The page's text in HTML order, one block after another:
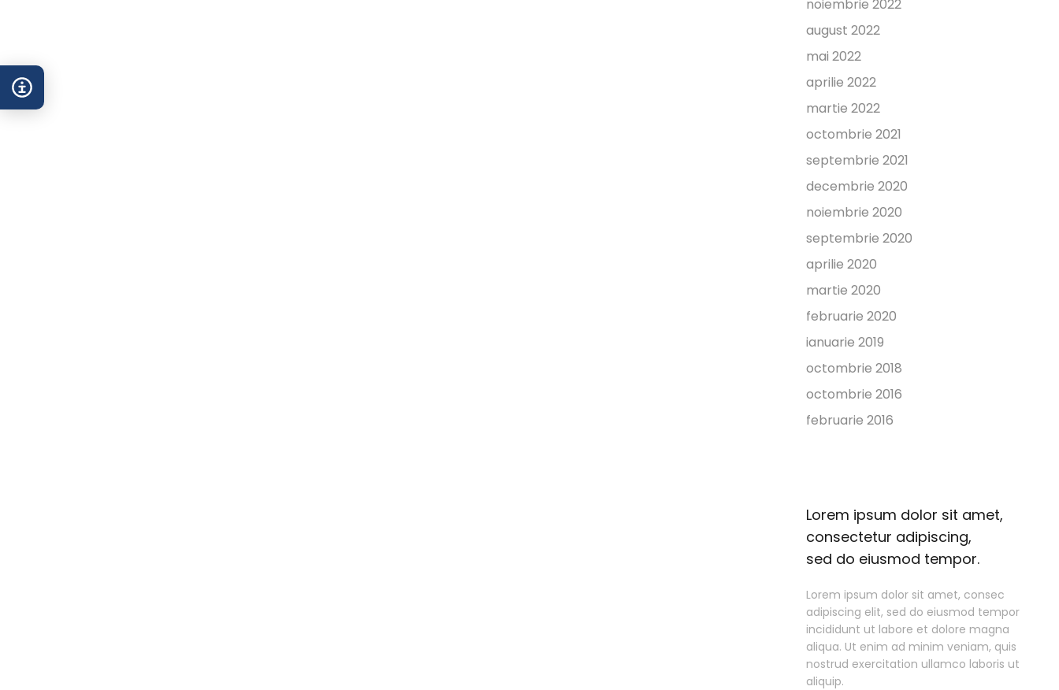
noiembrie 2022
august 2022
mai 2022
aprilie 2022
martie 2022
octombrie 2021
septembrie 2021
decembrie 2020
noiembrie 2020
septembrie 2020
aprilie 2020
martie 2020
februarie 2020
ianuarie 2019
octombrie 2018
octombrie 2016
februarie 2016
Lorem ipsum dolor sit amet,
consectetur adipiscing,
sed do eiusmod tempor.
Lorem ipsum dolor sit amet, consec
adipiscing elit, sed do eiusmod tempor
incididunt ut labore et dolore magna
aliqua. Ut enim ad minim veniam, quis
nostrud exercitation ullamco laboris ut
aliquip.